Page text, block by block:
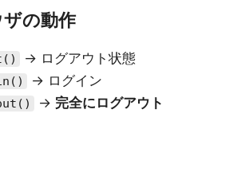
の動作
→ ログアウト状態
→ ログイン
→ 完全にログアウト